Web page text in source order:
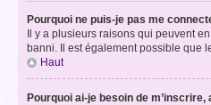
Pourquoi ne puis-je pas me
Il y a plusieurs raisons qui peuvent
banni. Il est également possible que
Haut
Pourquoi ai-je besoin de m’inscrire,